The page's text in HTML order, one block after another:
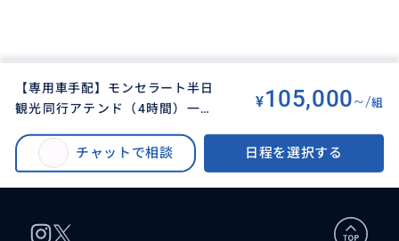
【専用車手配】モンセラート半日
観光同行アテンド（4時間）一人
もおすすめ！
¥105,000~/組
チャットで相談 日程を選択する
【専用車手配】モンセラート半日観光（4時間）同行アテンド 一人でも安
心！家族・グループ旅行にもおすすめ！